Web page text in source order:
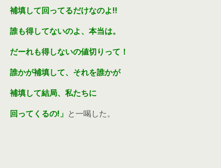
補填して回ってるだけなのよ!!
誰も得してないのよ、本当は。
だーれも得しないの値切りって！
誰かが補填して、それを誰かが
補填して結局、私たちに
回ってくるの!」 と一喝した。